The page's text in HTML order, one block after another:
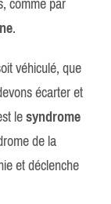
.
véhiculé, que
écarter et
lesyndrome
de la
et déclenche